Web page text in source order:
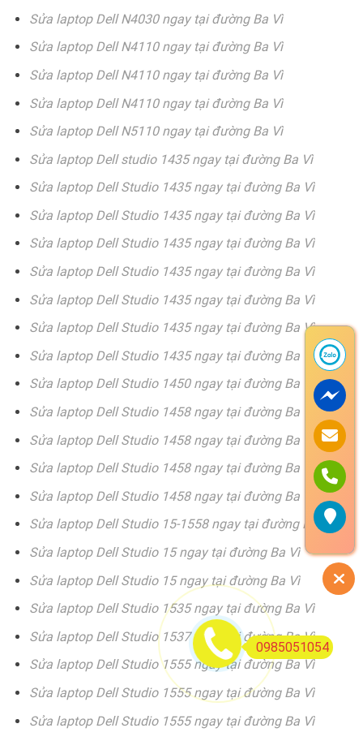
Sửa laptop Dell N4030 ngay tại đường Ba Vì
Sửa laptop Dell N4110 ngay tại đường Ba Vì
Sửa laptop Dell N4110 ngay tại đường Ba Vì
Sửa laptop Dell N4110 ngay tại đường Ba Vì
Sửa laptop Dell N5110 ngay tại đường Ba Vì
Sửa laptop Dell studio 1435 ngay tại đường Ba Vì
Sửa laptop Dell Studio 1435 ngay tại đường Ba Vì
Sửa laptop Dell Studio 1435 ngay tại đường Ba Vì
Sửa laptop Dell Studio 1435 ngay tại đường Ba Vì
Sửa laptop Dell Studio 1435 ngay tại đường Ba Vì
Sửa laptop Dell Studio 1435 ngay tại đường Ba Vì
Sửa laptop Dell Studio 1435 ngay tại đường Ba Vì
Sửa laptop Dell Studio 1435 ngay tại đường Ba Vì
Sửa laptop Dell Studio 1450 ngay tại đường Ba Vì
Sửa laptop Dell Studio 1458 ngay tại đường Ba Vì
Sửa laptop Dell Studio 1458 ngay tại đường Ba Vì
Sửa laptop Dell Studio 1458 ngay tại đường Ba Vì
Sửa laptop Dell Studio 1458 ngay tại đường Ba Vì
Sửa laptop Dell Studio 15-1558 ngay tại đường Ba Vì
Sửa laptop Dell Studio 15 ngay tại đường Ba Vì
Sửa laptop Dell Studio 15 ngay tại đường Ba Vì
Sửa laptop Dell Studio 1535 ngay tại đường Ba Vì
Sửa laptop Dell Studio 1537 ngay tại đường Ba Vì
Sửa laptop Dell Studio 1555 ngay tại đường Ba Vì
Sửa laptop Dell Studio 1555 ngay tại đường Ba Vì
Sửa laptop Dell Studio 1555 ngay tại đường Ba Vì
0985051054